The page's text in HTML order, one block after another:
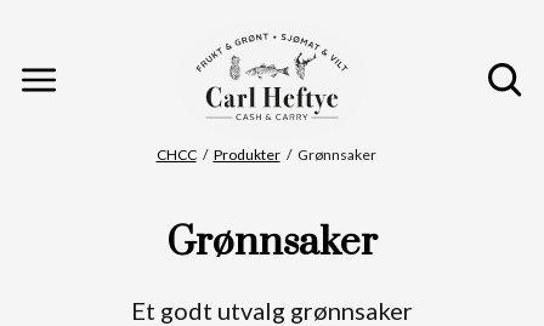
Du er her
CHCC Produkter Grønnsaker
Grønnsaker
Et godt utvalg grønnsaker